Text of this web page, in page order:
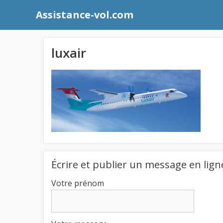
contenu
Assistance-vol.com
luxair
Écrire et publier un message en
Votre prénom